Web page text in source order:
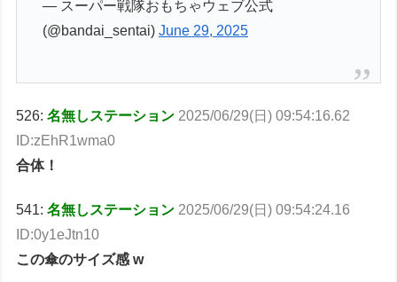
— スーパー戦隊おもちゃウェブ公式
(@bandai_sentai)June 29, 2025
526:名無しステーション 2025/06/29(日) 09:54:16.62
ID:zEhR1wma0
合体！
541:名無しステーション 2025/06/29(日) 09:54:24.16
ID:0y1eJtn10
この傘のサイズ感 w